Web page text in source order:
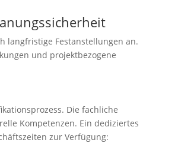
langfristige Festanstellungen an.
und projektbezogene
Die fachliche
Kompetenzen. Ein dediziertes
zur Verfügung: